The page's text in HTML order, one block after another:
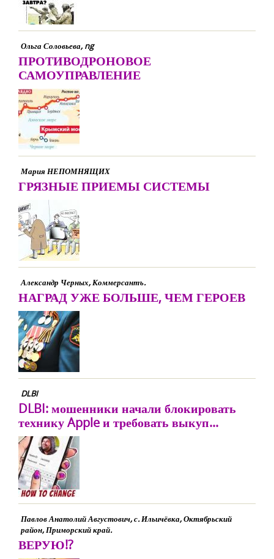
Ольга Соловьева, ng
ПРОТИВОДРОНОВОЕ
САМОУПРАВЛЕНИЕ
Мария НЕПОМНЯЩИХ
ГРЯЗНЫЕ ПРИЕМЫ СИСТЕМЫ
Александр Черных, Коммерсантъ.
НАГРАД УЖЕ БОЛЬШЕ, ЧЕМ ГЕРОЕВ
DLBI
DLBI: мошенники начали блокировать
технику Apple и требовать выкуп...
Павлов Анатолий Августович, с. Ильичёвка, Октябрьский
район, Приморский край.
ВЕРУЮ!?